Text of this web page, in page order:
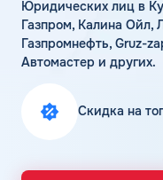
Юридических лиц в
Газпром, Калина Ойл,
Газпромнефть, Gruz-
Автомастер и других.
Скидка на